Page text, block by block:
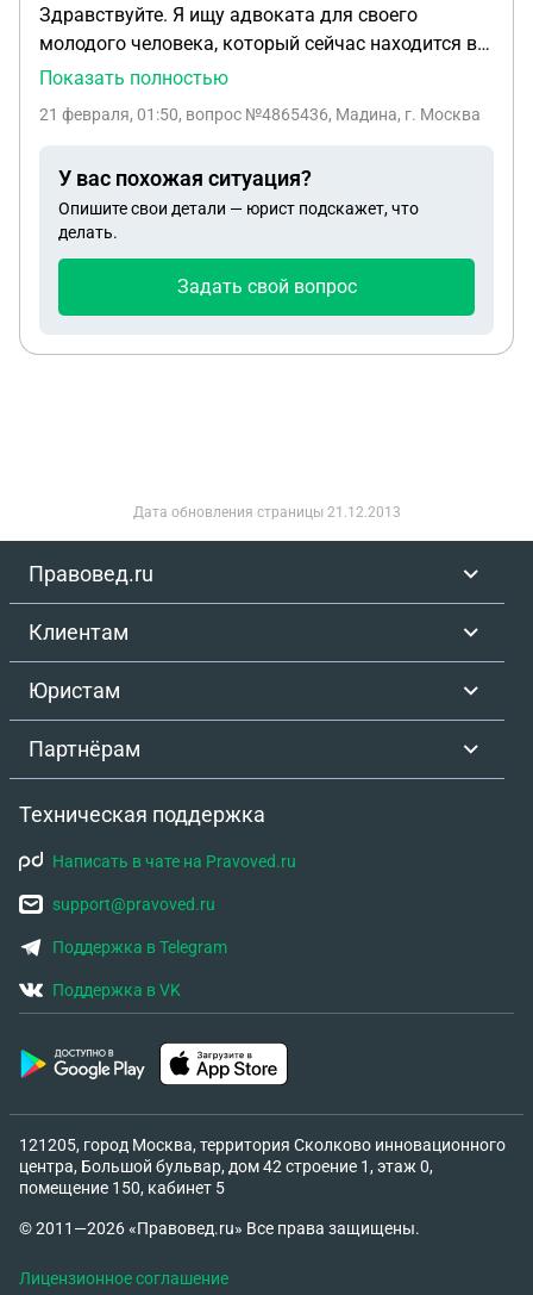
Здравствуйте. Я ищу адвоката для своего
молодого человека, который сейчас находится в
СИЗО. Обращаюсь анонимно по понятным
документы при личном общении или в
Мой молодой человек стал жертвой
обстоятельств и работает по статье 159, части 4
(мошенничество в особо крупном размере). Он
выяснилось позже, оказалась мошеннической
банка). На момент трудоустройства и в процессе
Невиновность: Он не знал о преступной схеме. Все
корысти: Он не присвоил себе ни рубля. Вся его
договоренностью), он не получал никакого
Руководство компании, чтобы уйти от
Потерпевшим (бабушке и девушке) было
заявлено, что это именно он присвоил их деньги,
что является ложью. 4. Доказательства: У нас
невиновности: переписки с руководством,
документы, подтверждающие его функционал, и
что он был рядовым сотрудником, не
посвященным в преступный умысел. Ситуация
усугубляется состоянием здоровья: Мой молодой
человек страдает бронхиальной астмой. В СИЗО
ему не оказывают должной медицинской
жизненно необходимо: · Провести полное
медицинское обследование в условиях СИЗО
Добиться изменения меры пресечения на
домашний арест по состоянию здоровья. Наша
Показать полностью
21 февраля, 01:50, вопрос №4865436, Мадина, г. Москва
У вас похожая ситуация?
Опишите свои детали — юрист подскажет, что
делать.
Задать свой вопрос
Дата обновления страницы 21.12.2013
Правовед.ru
Клиентам
Юристам
Партнёрам
Техническая поддержка
Написать в чате на Pravoved.ru
support@pravoved.ru
Поддержка в Telegram
Поддержка в VK
121205, город Москва, территория Сколково инновационного
центра, Большой бульвар, дом 42 строение 1, этаж 0,
помещение 150, кабинет 5
© 2011—2026 «Правовед.ru» Все права защищены.
Лицензионное соглашение